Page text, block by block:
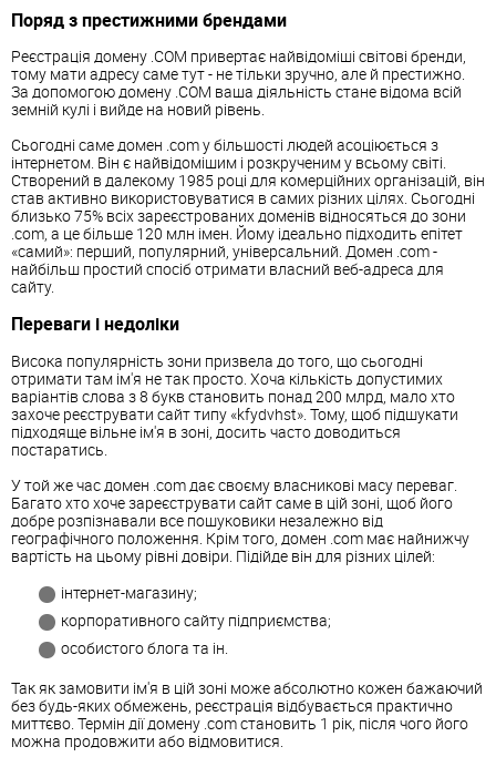
Поряд з престижними брендами
Реєстрація домену .COM привертає найвідоміші світові бренди,
тому мати адресу саме тут - не тільки зручно, але й престижно.
За допомогою домену .COM ваша діяльність стане відома всій
земній кулі і вийде на новий рівень.
Сьогодні саме домен .com у більшості людей асоціюється з
інтернетом. Він є найвідомішим і розкрученим у всьому світі.
Створений в далекому 1985 році для комерційних організацій, він
став активно використовуватися в самих різних цілях. Сьогодні
близько 75% всіх зареєстрованих доменів відносяться до зони
.com, а це більше 120 млн імен. Йому ідеально підходить епітет
«самий»: перший, популярний, універсальний. Домен .com -
найбільш простий спосіб отримати власний веб-адреса для
сайту.
Переваги і недоліки
Висока популярність зони призвела до того, що сьогодні
отримати там ім'я не так просто. Хоча кількість допустимих
варіантів слова з 8 букв становить понад 200 млрд, мало хто
захоче реєструвати сайт типу «kfydvhst». Тому, щоб підшукати
підходяще вільне ім'я в зоні, досить часто доводиться
постаратись.
У той же час домен .com дає своєму власникові масу переваг.
Багато хто хоче зареєструвати сайт саме в цій зоні, щоб його
добре розпізнавали все пошуковики незалежно від
географічного положення. Крім того, домен .com має найнижчу
вартість на цьому рівні довіри. Підійде він для різних цілей:
інтернет-магазину;
корпоративного сайту підприємства;
особистого блога та ін.
Так як замовити ім'я в цій зоні може абсолютно кожен бажаючий
без будь-яких обмежень, реєстрація відбувається практично
миттєво. Термін дії домену .com становить 1 рік, після чого його
можна продовжити або відмовитися.